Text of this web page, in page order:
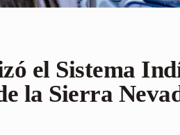
el Sistema
la Sierra